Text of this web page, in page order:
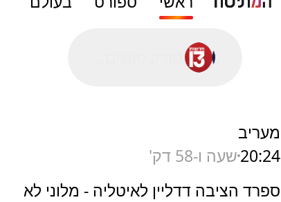
מעריב
20:24שעה ו-58 דק'
ספרד הציבה דדליין לאיטליה - מלוני לא